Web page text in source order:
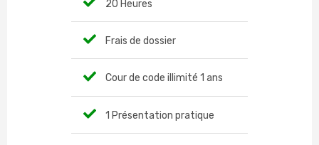
20 Heures
Frais de dossier
Cour de code illimité 1 ans
1 Présentation pratique